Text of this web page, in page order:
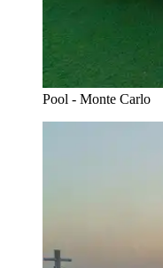
Pool - Monte Carlo